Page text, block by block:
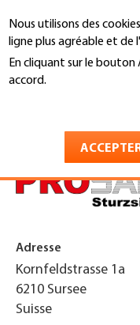
Nous utilisons des
ligne plus agréable et de
En cliquant sur le
accord.
au
contenu
principal
You
Adresse
Kornfeldstrasse 1a
6210 Sursee
Suisse